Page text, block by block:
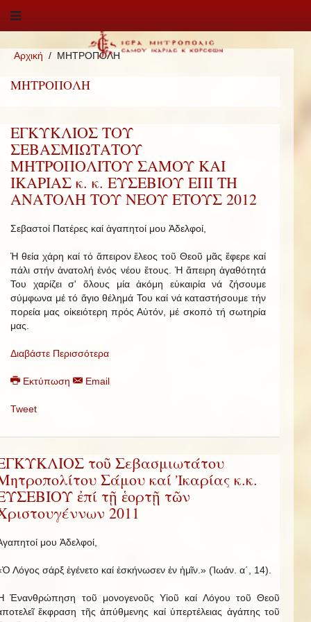
Αρχική ΜΗΤΡΟΠΟΛΗ
ΜΗΤΡΟΠΟΛΗ
ΕΓΚΥΚΛΙΟΣ ΤΟΥ
ΣΕΒΑΣΜΙΩΤΑΤΟΥ
ΜΗΤΡΟΠΟΛΙΤΟΥ ΣΑΜΟΥ ΚΑΙ
ΙΚΑΡΙΑΣ κ. κ. ΕΥΣΕΒΙΟΥ ΕΠΙ ΤΗ
ΑΝΑΤΟΛΗ ΤΟΥ ΝΕΟΥ ΕΤΟΥΣ 2012
Σεβαστοί Πατέρες καί ἀγαπητοί μου Ἀδελφοί,
Ἡ θεία χάρη καί τό ἄπειρον ἔλεος τοῦ Θεοῦ μᾶς ἔφερε καί
πάλι στήν ἀνατολή ἑνός νέου ἔτους. Ἡ ἄπειρη ἀγαθότητά
Του χαρίζει σ' ὅλους μία ἀκόμη εὐκαιρία νά ζήσουμε
σύμφωνα μέ τό ἅγιο θέλημά Του καί νά καταστήσουμε τήν
πορεία μας οἰκειότερη πρός Αὐτόν, μέ σκοπό τή σωτηρία
μας.
Διαβάστε Περισσότερα
Εκτύπωση Email
Tweet
τοῦ Σεβασμιωτάτου
Σάμου καί Ἰκαρίας κ.κ.
ἐπί τῇ ἑορτῇ τῶν
2011
μου Ἀδελφοί,
Λόγος σάρξ ἐγένετο καί ἐσκήνωσεν ἐν ἡμῖν.» (Ἰωάν. α΄, 14).
Ἐνανθρώπηση τοῦ μονογενοῦς Υἱοῦ καί Λόγου τοῦ Θεοῦ
ἔκφραση τῆς ἀπύθμενης καί ὑπερτέλειας ἀγάπης τοῦ